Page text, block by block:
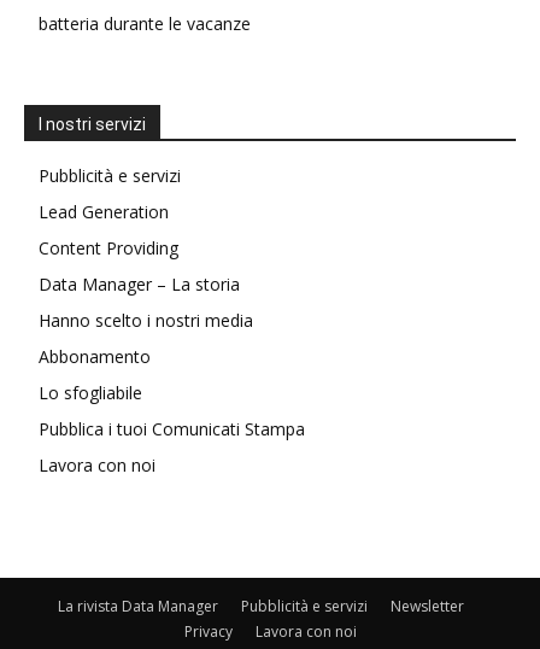
batteria durante le vacanze
I nostri servizi
Pubblicità e servizi
Lead Generation
Content Providing
Data Manager – La storia
Hanno scelto i nostri media
Abbonamento
Lo sfogliabile
Pubblica i tuoi Comunicati Stampa
Lavora con noi
La rivista Data Manager Pubblicità e servizi
Newsletter
Privacy
Lavora con noi